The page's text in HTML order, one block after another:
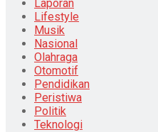
Laporan
Lifestyle
Musik
Nasional
Olahraga
Otomotif
Pendidikan
Peristiwa
Politik
Teknologi